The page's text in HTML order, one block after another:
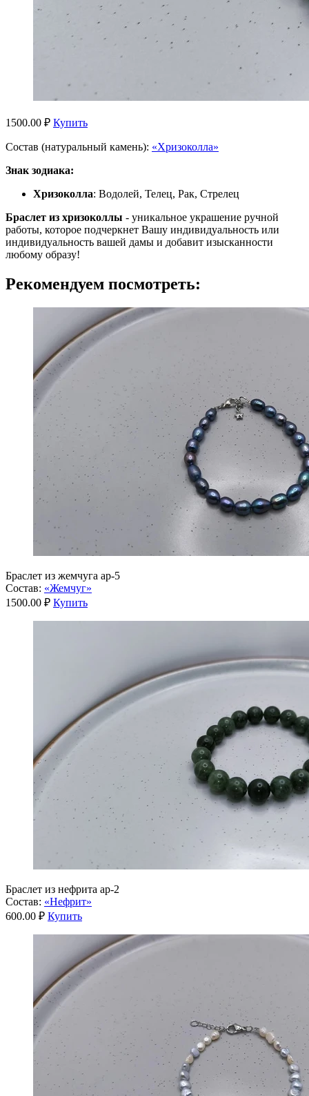
1500.00 ₽ Купить
Состав (натуральный камень): «Хризоколла»
Знак зодиака:
Хризоколла: Водолей, Телец, Рак, Стрелец
Браслет из хризоколлы - уникальное украшение ручной
работы, которое подчеркнет Вашу индивидуальность или
индивидуальность вашей дамы и добавит изысканности
любому образу!
Рекомендуем посмотреть:
Браслет из жемчуга ар-5
Состав: «Жемчуг»
1500.00 ₽ Купить
Браслет из нефрита ар-2
Состав: «Нефрит»
600.00 ₽ Купить